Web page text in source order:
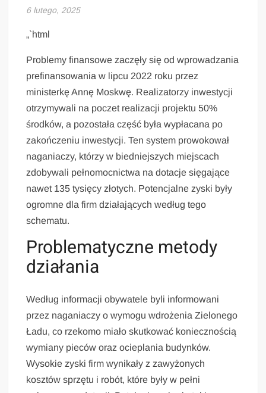
6 lutego, 2025
„`html
Problemy finansowe zaczęły się od wprowadzania
prefinansowania w lipcu 2022 roku przez
ministerkę Annę Moskwę. Realizatorzy inwestycji
otrzymywali na poczet realizacji projektu 50%
środków, a pozostała część była wypłacana po
zakończeniu inwestycji. Ten system prowokował
naganiaczy, którzy w biedniejszych miejscach
zdobywali pełnomocnictwa na dotacje sięgające
nawet 135 tysięcy złotych. Potencjalne zyski były
ogromne dla firm działających według tego
schematu.
Problematyczne metody
działania
Według informacji obywatele byli informowani
przez naganiaczy o wymogu wdrożenia Zielonego
Ładu, co rzekomo miało skutkować koniecznością
wymiany pieców oraz ocieplania budynków.
Wysokie zyski firm wynikały z zawyżonych
kosztów sprzętu i robót, które były w pełni